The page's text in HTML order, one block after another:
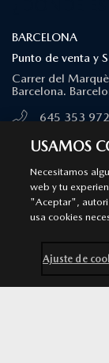
BARCELONA
Punto de venta y
Carrer del
Barcelona.
645 353 972
MÁS
SANT CUGAT DEL
Punto de venta
600 467 618
MÁS
USAMOS
Necesitamos
web y tu
"Aceptar",
usa cookies
Ajuste de